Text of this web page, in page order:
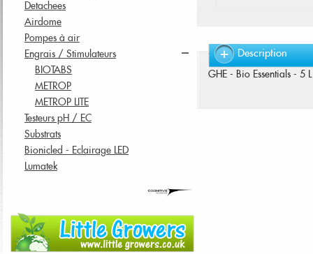
Description
GHE - Bio Essentials - 5 L
Detachees
Airdome
Pompes à air
Engrais / Stimulateurs
BIOTABS
METROP
METROP LITE
Testeurs pH / EC
Substrats
Bionicled - Eclairage LED
Lumatek